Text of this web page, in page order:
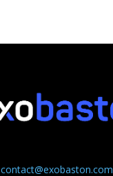
contact@exobaston.com